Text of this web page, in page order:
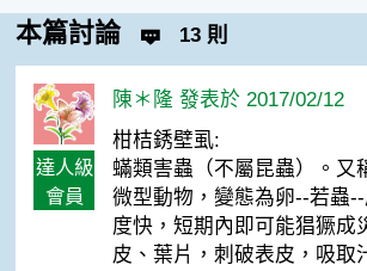
本篇討論 13 則
達人級
會員
陳＊隆 發表於 2017/02/12
柑桔銹壁虱:
蟎類害蟲（不屬昆蟲）。又
微型動物，變態為卵--若蟲
度快，短期內即可能猖獗成
皮、葉片，刺破表皮，吸取